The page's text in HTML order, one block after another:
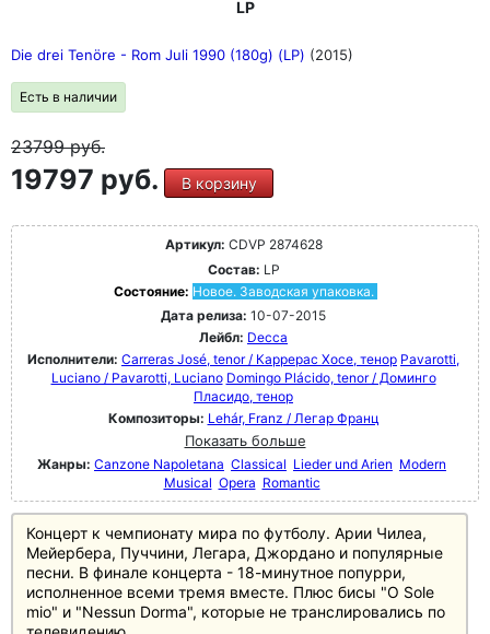
LP
Die drei Tenöre - Rom Juli 1990 (180g) (LP) (2015)
Есть в наличии
23799руб.
19797 руб. В корзину
Артикул: CDVP 2874628
Состав: LP
Состояние: Новое. Заводская упаковка.
Дата релиза: 10-07-2015
Лейбл: Decca
Исполнители: Carreras José, tenor / Каррерас Хосе, тенор Pavarotti,
Luciano / Pavarotti, Luciano Domingo Plácido, tenor / Доминго
Пласидо, тенор
Композиторы: Lehár, Franz / Легар Франц
Показать больше
Жанры: Canzone Napoletana Classical Lieder und Arien Modern
Musical Opera Romantic
Концерт к чемпионату мира по футболу. Арии Чилеа,
Мейербера, Пуччини, Легара, Джордано и популярные
песни. В финале концерта - 18-минутное попурри,
исполненное всеми тремя вместе. Плюс бисы "O Sole
mio" и "Nessun Dorma", которые не транслировались по